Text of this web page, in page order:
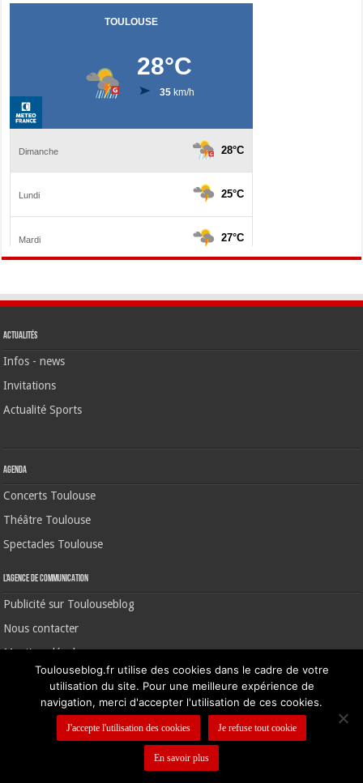
Actualités
Infos - news
Invitations
Actualité Sports
Agenda
Concerts Toulouse
Théâtre Toulouse
Spectacles Toulouse
L’agence de communication
Publicité sur Toulouseblog
Nous contacter
Mentions légales
©2006-2026 Toulouse Blog | CNIL N° 1391640
Nous contacter Mentions légales
Toulouseblog.fr utilise des cookies dans le cadre de votre
utilisation du site. Pour une meilleure expérience de
navigation, merci d'accepter l'utilisation de ces cookies.
J'accepte l'utilisation des cookies Je refuse tout cookie
En savoir plus